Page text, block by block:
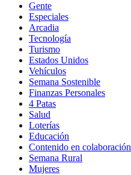
Gente
Especiales
Arcadia
Tecnología
Turismo
Estados Unidos
Vehículos
Semana Sostenible
Finanzas Personales
4 Patas
Salud
Loterías
Educación
Contenido en colaboración
Semana Rural
Mujeres